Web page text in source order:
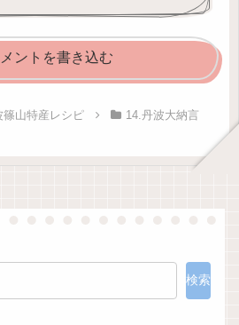
ントを書き込む
篠山特産レシピ 14.丹波大納言
検索